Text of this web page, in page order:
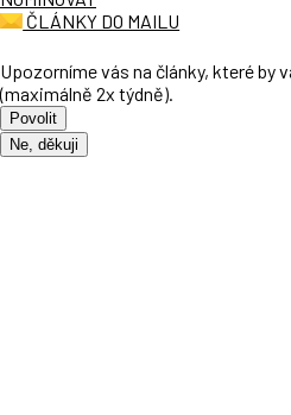
ČLÁNKY DO MAILU
Upozorníme vás na články, které by
(maximálně 2x týdně).
Povolit
Ne, děkuji